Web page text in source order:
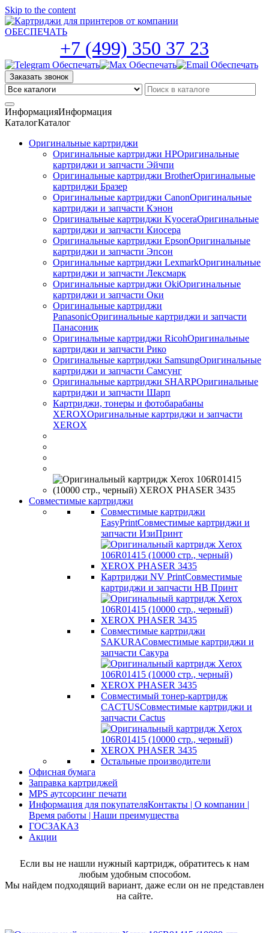
Skip to the content
+7 (499) 350 37 23
Заказать звонок
ИнформацияИнформация
КаталогКаталог
Оригинальные картриджи
Оригинальные картриджи HPОригинальные
картриджи и запчасти Эйчпи
Оригинальные картриджи BrotherОригинальные
картриджи Бразер
Оригинальные картриджи CanonОригинальные
картриджи и запчасти Кэнон
Оригинальные картриджи KyoceraОригинальные
картриджи и запчасти Киосера
Оригинальные картриджи EpsonОригинальные
картриджи и запчасти Эпсон
Оригинальные картриджи LexmarkОригинальные
картриджи и запчасти Лексмарк
Оригинальные картриджи ОkiОригинальные
картриджи и запчасти Оки
Оригинальные картриджи
PanasonicОригинальные картриджи и запчасти
Панасоник
Оригинальные картриджи RicohОригинальные
картриджи и запчасти Рико
Оригинальные картриджи SamsungОригинальные
картриджи и запчасти Самсунг
Оригинальные картриджи SHARPОригинальные
картриджи и запчасти Шарп
Картриджи, тонеры и фотобарабаны
XEROXОригинальные картриджи и запчасти
XEROX
Совместимые картриджи
Совместимые картриджи
EasyPrintСовместимые картриджи и
запчасти ИзиПринт
Картриджи NV PrintСовместимые
картриджи и запчасти НВ Принт
Совместимые картриджи
SAKURAСовместимые картриджи и
запчасти Сакура
Совместимый тонер-картридж
CACTUSСовместимые картриджи и
запчасти Cactus
Остальные производители
Офисная бумага
Заправка картриджей
MPS аутсорсинг печати
Информация для покупателяКонтакты | О компании |
Время работы | Наши преимущества
ГОСЗАКАЗ
Акции
Если вы не нашли нужный картридж, обратитесь к нам
любым удобным способом.
Мы найдем подходящий вариант, даже если он не представлен
на сайте.